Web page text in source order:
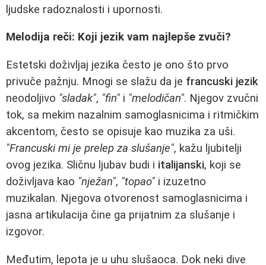
ljudske radoznalosti i upornosti.
Melodija reči: Koji jezik vam najlepše zvuči?
Estetski doživljaj jezika često je ono što prvo
privuče pažnju. Mnogi se slažu da je francuski jezik
neodoljivo "sladak", "fin" i "melodičan". Njegov zvučni
tok, sa mekim nazalnim samoglasnicima i ritmičkim
akcentom, često se opisuje kao muzika za uši.
"Francuski mi je prelep za slušanje", kažu ljubitelji
ovog jezika. Sličnu ljubav budi i italijanski, koji se
doživljava kao "nježan", "topao" i izuzetno
muzikalan. Njegova otvorenost samoglasnicima i
jasna artikulacija čine ga prijatnim za slušanje i
izgovor.
Međutim, lepota je u uhu slušaoca. Dok neki dive